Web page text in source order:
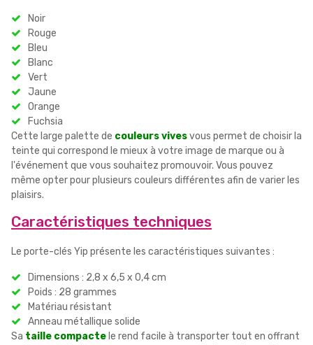
Noir
Rouge
Bleu
Blanc
Vert
Jaune
Orange
Fuchsia
Cette large palette de couleurs vivesvous permet de choisir la
teinte qui correspond le mieux à votre image de marque ou à
l'événement que vous souhaitez promouvoir. Vous pouvez
même opter pour plusieurs couleurs différentes afin de varier les
plaisirs.
Caractéristiques techniques
Le porte-clés Yip présente les caractéristiques suivantes :
Dimensions : 2,8 x 6,5 x 0,4 cm
Poids : 28 grammes
Matériau résistant
Anneau métallique solide
Sa taille compacte le rend facile à transporter tout en offrant